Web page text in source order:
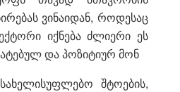
ვინაიდან, როდესაც
იქნება ძლიერი ეს
და პოზიტიურ მონ
შტოების,